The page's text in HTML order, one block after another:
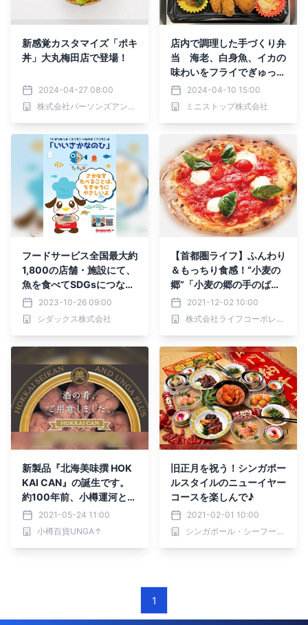
新感覚カスタマイズ「ポキ
丼」大丸梅田店で登場！
2024-04-27 08:00
株式会社パーソンズアンドフードサービス
店内で調理した手づくり弁
当 海老、白身魚、イカの
味わいをフライでぎゅっと
閉じ込め。 シーフードミ
ックスフライ弁当４月１２
日（金）発売
2024-04-10 15:00
ミニストップ株式会社
フードサービス全国最大約
1,800の店舗・施設にて、
魚を食べてSDGsにつなげ
る活動を実施
2023-10-26 09:00
シダックス株式会社
【首都圏ライフ】ふんわり
＆もっちり食感！“小麦の
郷”「小麦の郷の手のばし
ピザ」を販売中！
2021-12-02 10:00
株式会社ライフコーポレーション
新製品『北海美味撰 HOK
KAI CAN』の誕生です。
約100年前、小樽運河とと
もにできた北海製罐第三倉
庫の存続を願って作りまし
た。
2021-05-24 11:00
小樽百貨UNGA↑
旧正月を祝う！シンガポー
ルスタイルのニューイヤー
コースを楽しんで♪
2021-02-01 10:00
シンガポール・シーフード・リパブリック
1